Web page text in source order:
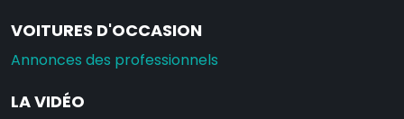
VOITURES D'OCCASION
Annonces des professionnels
LA VIDÉO